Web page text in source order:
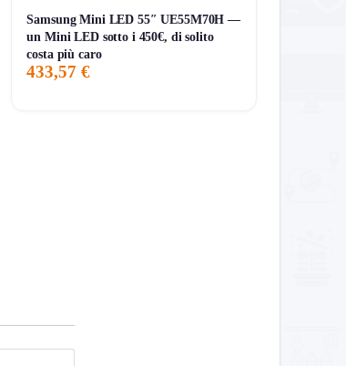
Samsung Mini LED 55″ UE55M70H —
un Mini LED sotto i 450€, di solito
costa più caro
433,57 €